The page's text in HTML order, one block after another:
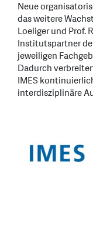
Neue
das weitere
Loeliger und Prof.
Institutspartner
jeweiligen
Dadurch
IMES
interdisziplinäre